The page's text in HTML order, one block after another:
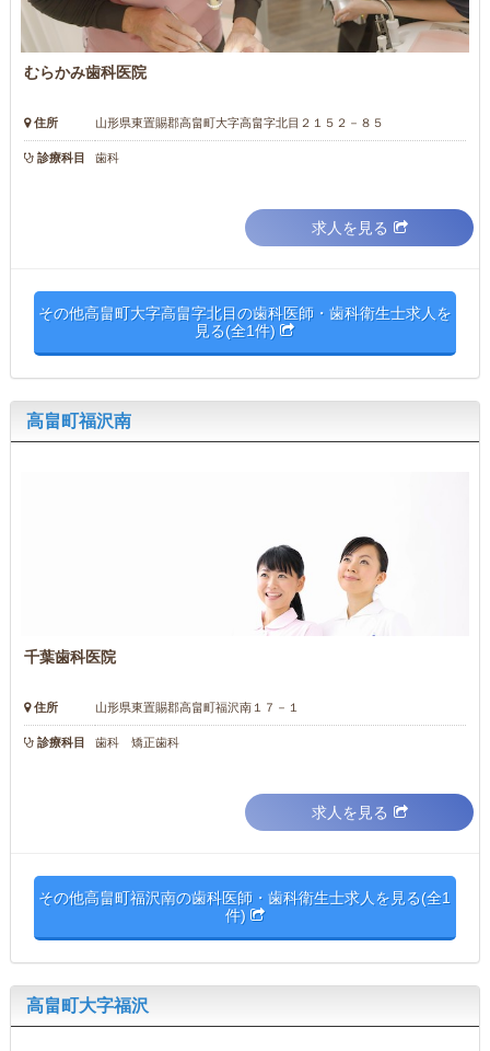
むらかみ歯科医院
住所 山形県東置賜郡高畠町大字高畠字北目２１５２－８５
診療科目 歯科
求人を見る
その他高畠町大字高畠字北目の歯科医師・歯科衛生士求人を
見る(全1件)
高畠町福沢南
千葉歯科医院
住所 山形県東置賜郡高畠町福沢南１７－１
診療科目 歯科 矯正歯科
求人を見る
その他高畠町福沢南の歯科医師・歯科衛生士求人を見る(全1
件)
高畠町大字福沢